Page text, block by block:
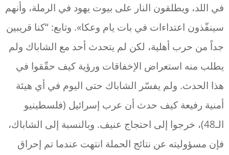
في اللد، ويطلقون النار على بيوت يهود في الرملة، وأنهم
سينفّذون اعتداءات في بات يام وعكا». وتابع: “كنا قريبين
جداً من حرب أهلية، لكن لم يتحدث أحد مع الشاباك ولم
يطلب منه استعراض الإخفاقات ورؤية كيف حقّقوا في
هذا الحدث. ولم يفسّر الشاباك حتى اليوم في أي هيئة
أمنية رفيعة كيف حدث أن عرب إسرائيل (فلسطينيو
الـ48)، خرجوا إلى احتجاج عنيف. وبالنسبة إلى الشاباك،
فإن مسؤوليته عن نتائج الحملة انتهت عندما تم إحراق